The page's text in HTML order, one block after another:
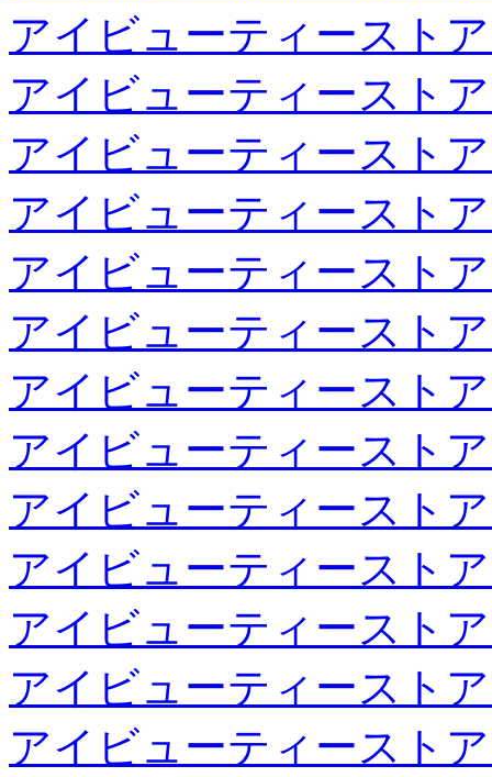
アイビューティースト
アイビューティースト
アイビューティースト
アイビューティースト
アイビューティースト
アイビューティースト
アイビューティースト
アイビューティースト
アイビューティースト
アイビューティースト
アイビューティースト
アイビューティースト
アイビューティースト